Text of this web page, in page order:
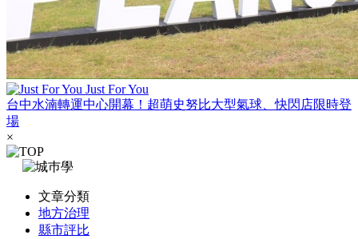
Just For You
台中水湳轉運中心開幕！超萌史努比大型氣球、快閃店限時登
場
×
文章分類
地方治理
縣市評比